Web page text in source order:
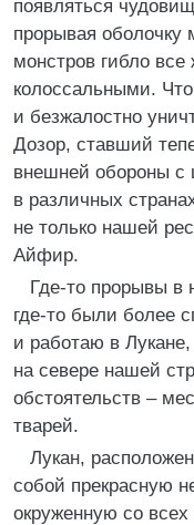
появляться
прорывая оболочку
монстров гибло
колоссальными.
и безжалостно
Дозор, ставший
внешней обороны с
в различных
не только нашей
Айфир.
Где-то прорывы
где-то были более
и работаю в
на севере нашей
обстоятельств –
тварей.
Лукан,
собой прекрасную
окруженную со